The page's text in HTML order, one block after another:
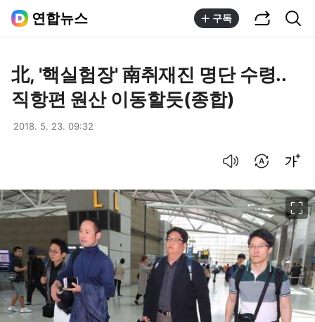
연합뉴스 구독
北, '핵실험장' 南취재진 명단 수령..
직항편 원산 이동할듯(종합)
2018. 5. 23. 09:32